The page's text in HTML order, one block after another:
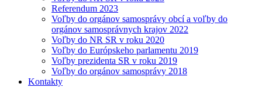
Referendum 2023
Voľby do orgánov samosprávy obcí a voľby do
orgánov samosprávnych krajov 2022
Voľby do NR SR v roku 2020
Voľby do Európskeho parlamentu 2019
Voľby prezidenta SR v roku 2019
Voľby do orgánov samosprávy 2018
Kontakty